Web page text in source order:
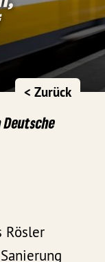
< Zurück
Rösler